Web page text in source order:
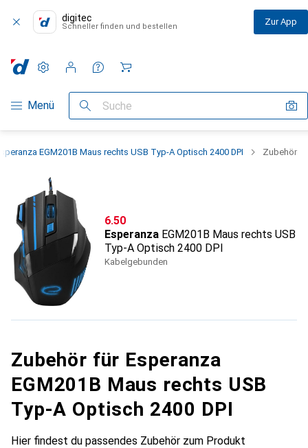
digitec
Schneller finden und bestellen Zur App
Navigation nach Kategorien
Menü Suche
Einstellungen
Kundenkonto
Vergleichslisten
Merklisten
Warenkorb
EGM201B Maus rechts USB Typ-A Optisch 2400 DPI Zubehör
CHF
6.50
Esperanza EGM201B Maus rechts USB
Typ-A Optisch 2400 DPI
Kabelgebunden
Zubehör für Esperanza
EGM201B Maus rechts USB
Typ-A Optisch 2400 DPI
Hier findest du passendes Zubehör zum Produkt